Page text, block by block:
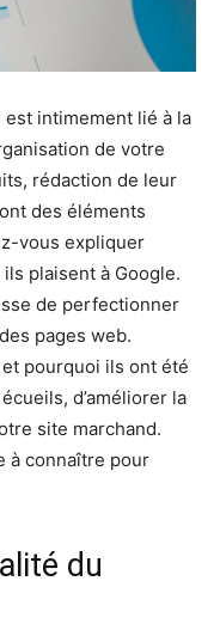
intimement lié à la
de votre
rédaction de leur
des éléments
vous expliquer
plaisent à Google.
de perfectionner
pages web.
pourquoi ils ont été
d’améliorer la
site marchand.
à connaître pour
du